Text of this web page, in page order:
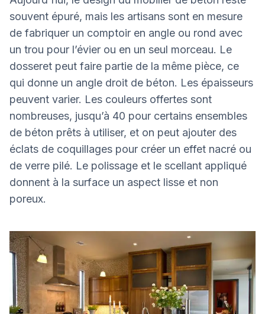
souvent épuré, mais les artisans sont en mesure
de fabriquer un comptoir en angle ou rond avec
un trou pour l’évier ou en un seul morceau. Le
dosseret peut faire partie de la même pièce, ce
qui donne un angle droit de béton. Les épaisseurs
peuvent varier. Les couleurs offertes sont
nombreuses, jusqu’à 40 pour certains ensembles
de béton prêts à utiliser, et on peut ajouter des
éclats de coquillages pour créer un effet nacré ou
de verre pilé. Le polissage et le scellant appliqué
donnent à la surface un aspect lisse et non
poreux.